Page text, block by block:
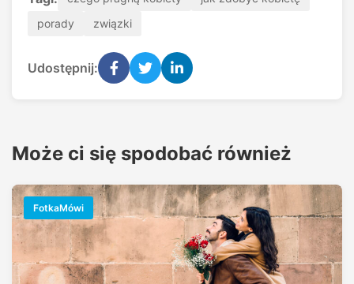
porady
związki
Udostępnij:
Może ci się spodobać również
FotkaMówi